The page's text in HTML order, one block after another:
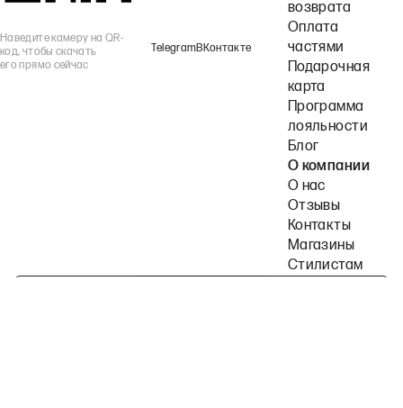
Наведите камеру на QR-
код, чтобы скачать
его прямо сейчас
TelegramВКонтакте
возврата
Оплата
частями
Подарочная
карта
Программа
лояльности
Блог
О компании
О нас
Отзывы
Контакты
Магазины
Стилистам